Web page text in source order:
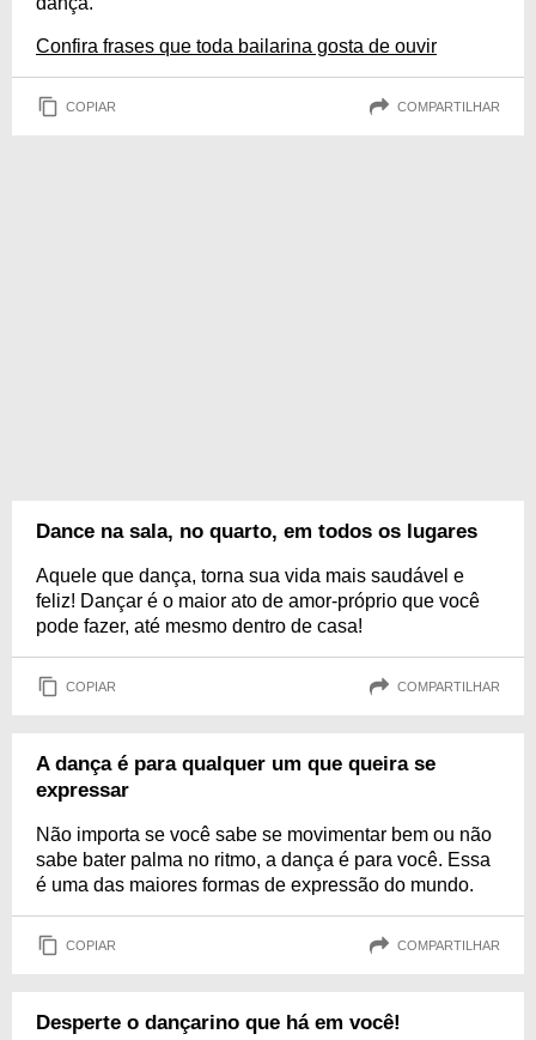
Confira frases que toda bailarina gosta de ouvir
COPIAR COMPARTILHAR
Dance na sala, no quarto, em todos os lugares
Aquele que dança, torna sua vida mais saudável e
feliz! Dançar é o maior ato de amor-próprio que você
pode fazer, até mesmo dentro de casa!
COPIAR COMPARTILHAR
A dança é para qualquer um que queira se
expressar
Não importa se você sabe se movimentar bem ou não
sabe bater palma no ritmo, a dança é para você. Essa
é uma das maiores formas de expressão do mundo.
COPIAR COMPARTILHAR
Desperte o dançarino que há em você!